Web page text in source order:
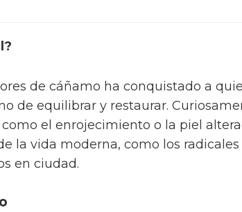
de cáñamo ha conquistado a
de equilibrar y restaurar.
el enrojecimiento o la piel
la vida moderna, como los
en ciudad.